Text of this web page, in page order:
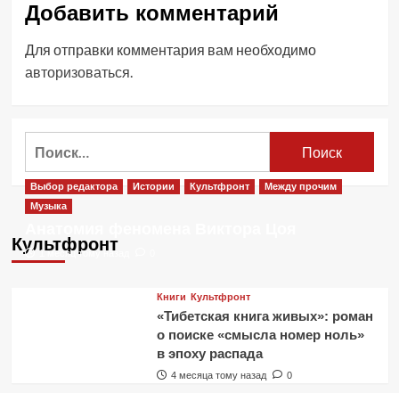
Добавить комментарий
Для отправки комментария вам необходимо
авторизоваться.
Культфронт
Выбор редактора Истории Культфронт
Между прочим
Музыка
1 месяц тому назад
Книги Культфронт
«Тибетская книга живых»: роман
о поиске «смысла номер ноль»
в эпоху распада
4 месяца тому назад 0